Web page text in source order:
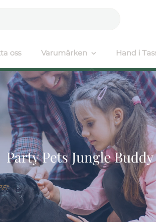
oss Varumärken Hand i
Party Pets Jungle Buddy